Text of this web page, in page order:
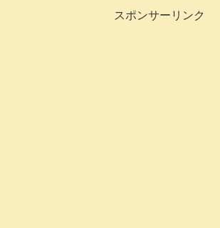
スポンサーリンク